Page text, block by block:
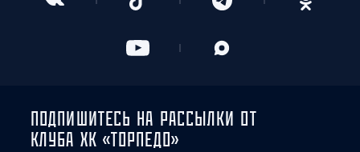
ПОДПИШИТЕСЬ НА РАССЫЛКИ ОТ
КЛУБА ХК «ТОРПЕДО»